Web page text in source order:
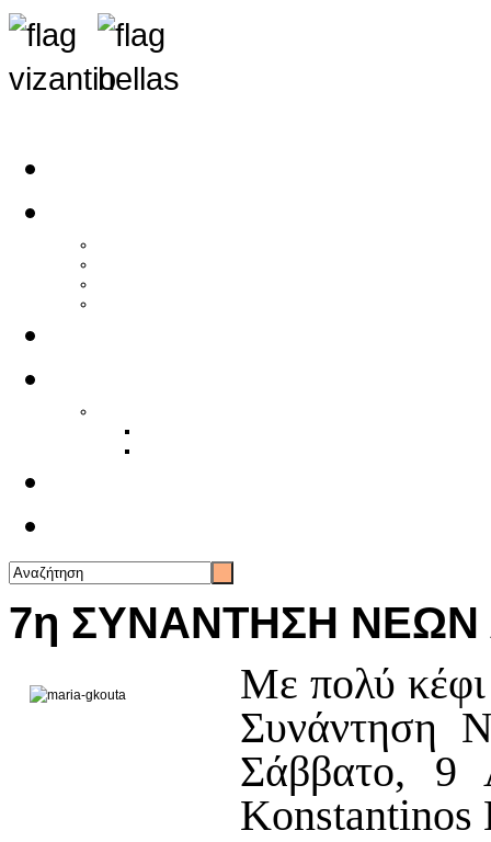
7η ΣΥΝΑΝΤΗΣΗ
Με πολύ
Συνάντηση
Σάββατο, 9
Konstantinos